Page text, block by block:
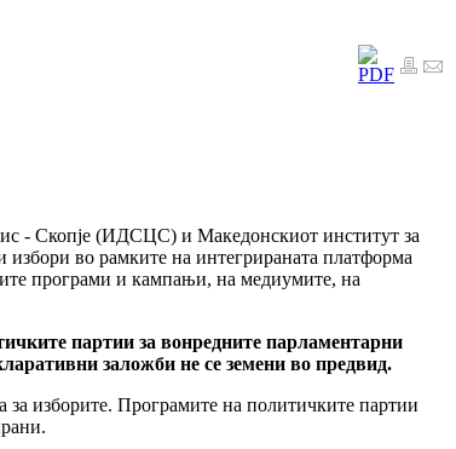
- Скопје (ИДСЦС) и Македонскиот институт за
во рамките на интегрираната платформа
програми и кампањи, на медиумите, на
партии за вонредните парламентарни
заложби не се земени во предвид.
изборите. Програмите на политичките партии